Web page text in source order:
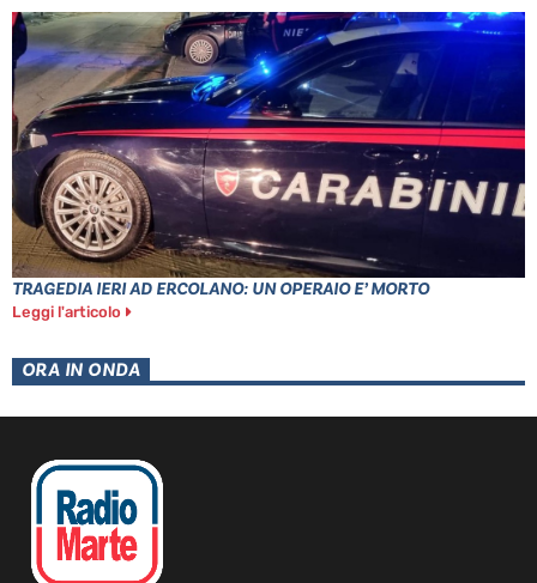
TRAGEDIA IERI AD ERCOLANO: UN OPERAIO E’ MORTO
Leggi l'articolo
ORA IN ONDA